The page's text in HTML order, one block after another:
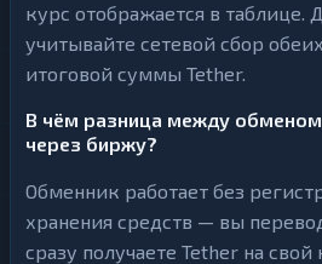
курс отображается в таблице.
учитывайте сетевой сбор
итоговой суммы Tether.
В чём разница между
через биржу?
Обменник работает без
хранения средств — вы
сразу получаете Tether на